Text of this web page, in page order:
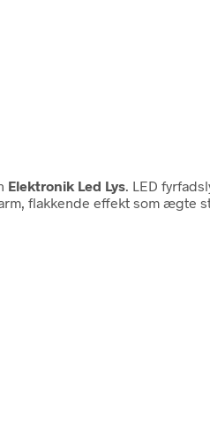
Elektronik Led Lys . LED
flakkende effekt som ægte